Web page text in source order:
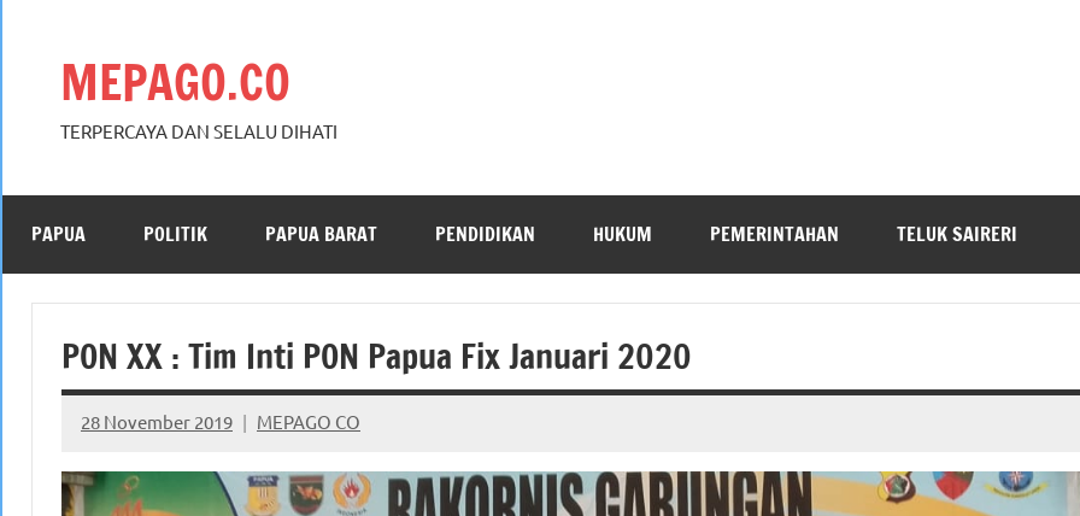
MEPAGO.CO
TERPERCAYA DAN SELALU DIHATI
PAPUA POLITIK PAPUA BARAT PENDIDIKAN HUKUM PEMERINTAHAN TELUK SAIRERI
PON XX : Tim Inti PON Papua Fix Januari 2020
28 November 2019 MEPAGO CO
No
comments